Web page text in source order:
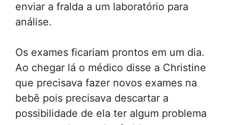
enviar a fralda a um laboratório para
análise.
Os exames ficariam prontos em um dia.
Ao chegar lá o médico disse a Christine
que precisava fazer novos exames na
bebê pois precisava descartar a
possibilidade de ela ter algum problema